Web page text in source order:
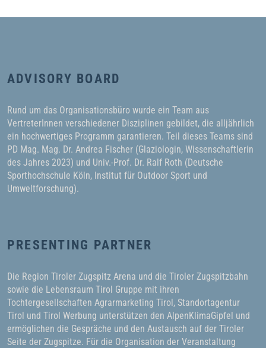
ADVISORY BOARD
Rund um das Organisationsbüro wurde ein Team aus
VertreterInnen verschiedener Disziplinen gebildet, die alljährlich
ein hochwertiges Programm garantieren. Teil dieses Teams sind
PD Mag. Mag. Dr. Andrea Fischer (Glaziologin, Wissenschaftlerin
des Jahres 2023) und Univ.-Prof. Dr. Ralf Roth (Deutsche
Sporthochschule Köln, Institut für Outdoor Sport und
Umweltforschung).
PRESENTING PARTNER
Die Region Tiroler Zugspitz Arena und die Tiroler Zugspitzbahn
sowie die Lebensraum Tirol Gruppe mit ihren
Tochtergesellschaften Agrarmarketing Tirol, Standortagentur
Tirol und Tirol Werbung unterstützen den AlpenKlimaGipfel und
ermöglichen die Gespräche und den Austausch auf der Tiroler
Seite der Zugspitze. Für die Organisation der Veranstaltung